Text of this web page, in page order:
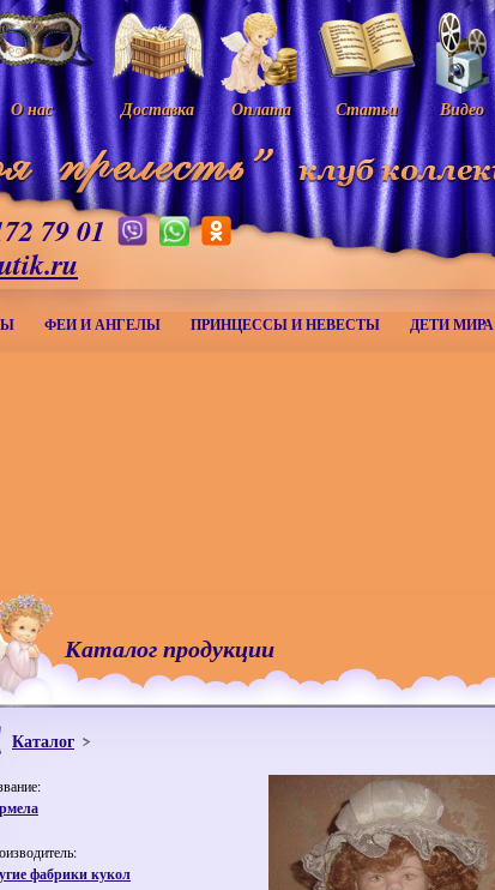
О нас Доставка Оплата Статьи Видео
79 01
ФЕИ И АНГЕЛЫ ПРИНЦЕССЫ И НЕВЕСТЫ ДЕТИ МИРА
Каталог продукции
Каталог
фабрики кукол